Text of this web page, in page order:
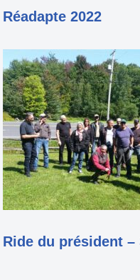
Réadapte 2022
Ride du président –